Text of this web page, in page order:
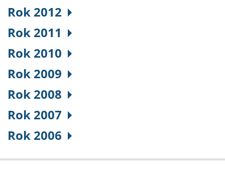
Rok 2012
Rok 2011
Rok 2010
Rok 2009
Rok 2008
Rok 2007
Rok 2006